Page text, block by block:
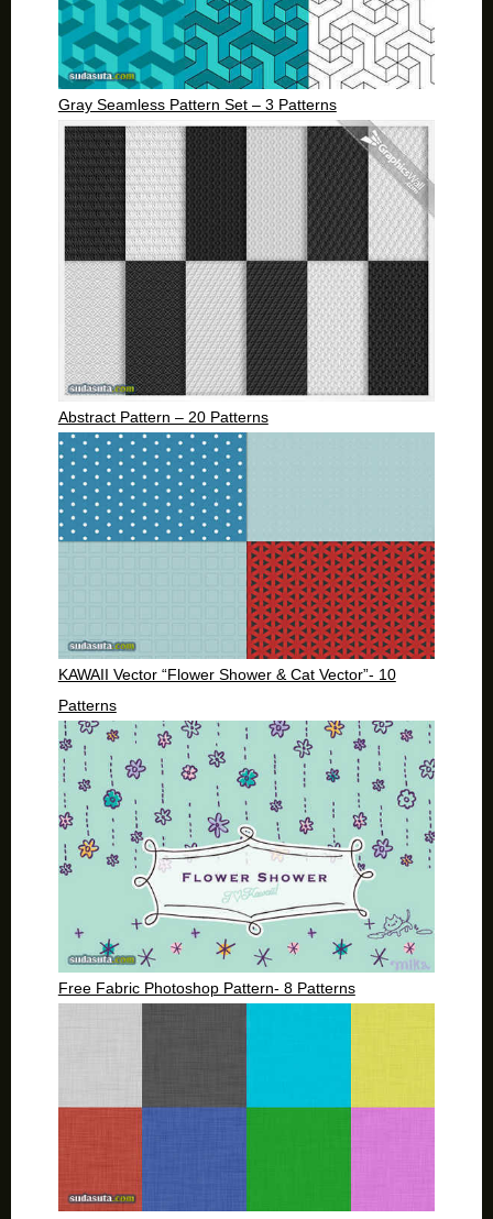
Gray Seamless Pattern Set – 3 Patterns
Abstract Pattern – 20 Patterns
KAWAII Vector “Flower Shower & Cat Vector”- 10
Patterns
Free Fabric Photoshop Pattern- 8 Patterns